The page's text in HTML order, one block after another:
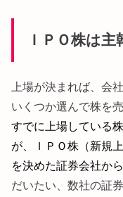
ＩＰＯ株は
上場が決まれば、会
いくつか選んで株を
すでに上場している
が、ＩＰＯ株（新規
を決めた証券会社か
だいたい、数社の証